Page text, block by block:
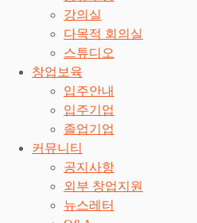
강의실
다목적 회의실
스튜디오
창업보육
입주안내
입주기업
졸업기업
커뮤니티
공지사항
외부 창업지원
뉴스레터